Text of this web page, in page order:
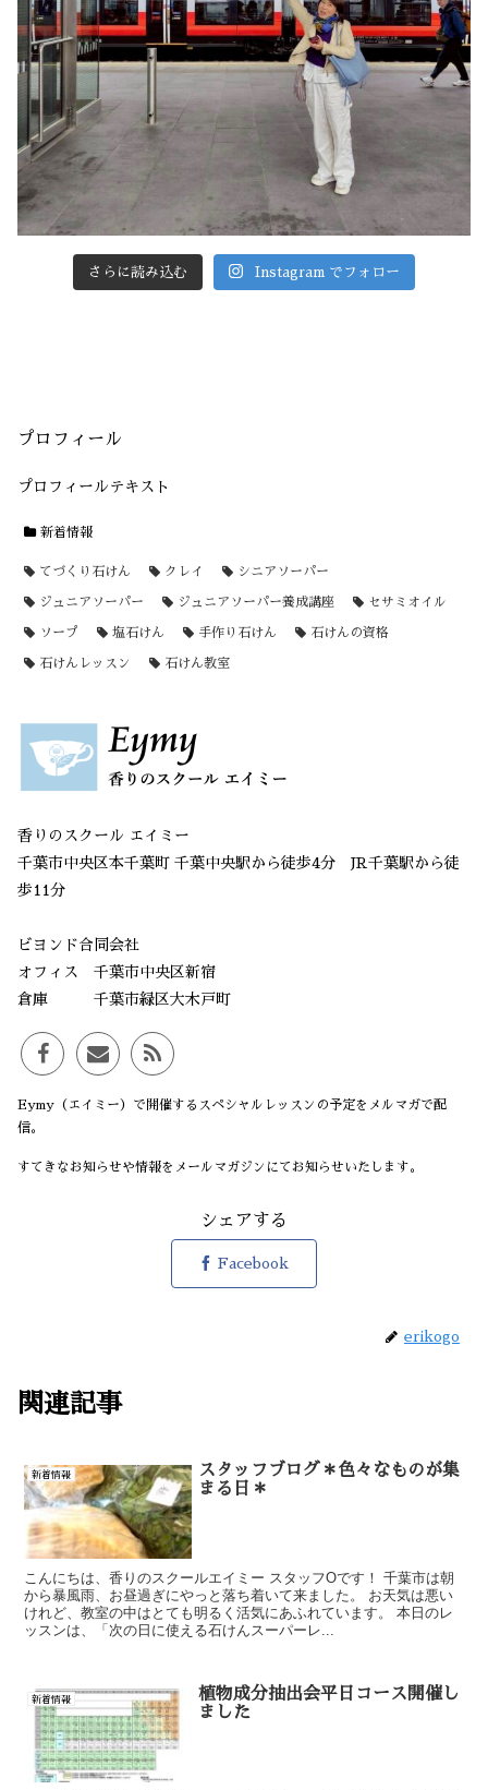
さらに読み込む Instagram でフォロー
プロフィール
プロフィールテキスト
新着情報
てづくり石けん クレイ シニアソーパー
ジュニアソーパー ジュニアソーパー養成講座 セサミオイル
ソープ 塩石けん 手作り石けん 石けんの資格
石けんレッスン 石けん教室
香りのスクール エイミー
千葉市中央区本千葉町 千葉中央駅から徒歩4分 JR千葉駅から徒
歩11分
ビヨンド合同会社
オフィス 千葉市中央区新宿
倉庫 千葉市緑区大木戸町
Eymy（エイミー）で開催するスペシャルレッスンの予定をメルマガで配
信。
すてきなお知らせや情報をメールマガジンにてお知らせいたします。
シェアする
Facebook
erikogo
関連記事
新着情報
スタッフブログ＊色々なものが集
まる日＊
こんにちは、香りのスクールエイミー スタッフOです！ 千葉市は朝
から暴風雨、お昼過ぎにやっと落ち着いて来ました。 お天気は悪い
けれど、教室の中はとても明るく活気にあふれています。 本日のレ
ッスンは、「次の日に使える石けんスーパーレ...
新着情報
植物成分抽出会平日コース開催し
ました